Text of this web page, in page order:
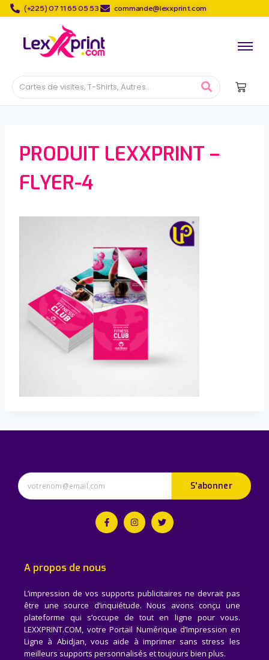
(+225) 07 11 65 05 53 commande@lexxprint.com
PRODUIT LEXXPRINT –
FLYER-4
S'abonner
A propos de nous
L’impression de vos supports publicitaires ne devrait pas
être une source d’inquiétude. Nous avons conçu une
plateforme qui s’occupe de tout en ligne pour vous.
LEXXPRINT.COM, votre Portail Numérique d’Impression en
Ligne à Abidjan, vous aide à imprimer sans stress les
meilleurs supports personnalisés et toujours bien plus.